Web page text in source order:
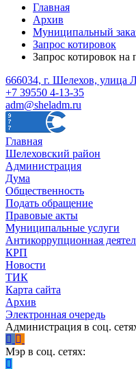
Главная
Архив
Муниципальный
Запрос котировок
Запрос котировок на
666034, г. Шелехов, улица
+7 39550 4-13-35
adm@sheladm.ru
Главная
Шелеховский район
Администрация
Дума
Общественность
Подать обращение
Правовые акты
Муниципальные услуги
Антикоррупционная
КРП
Новости
ТИК
Карта сайта
Архив
Электронная очередь
Администрация в соц.
Мэр в соц. сетях: